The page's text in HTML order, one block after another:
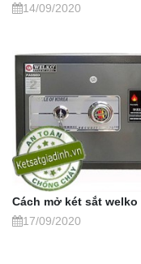
14/09/2020
Cách mở két sắt welko
17/09/2020